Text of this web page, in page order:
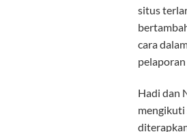
situs
cara
Hadi dan
mengikuti